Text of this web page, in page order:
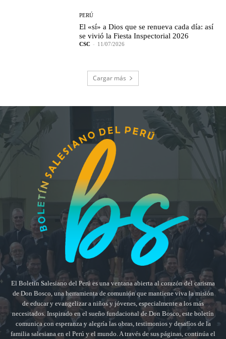
PERÚ
El «sí» a Dios que se renueva cada día: así
se vivió la Fiesta Inspectorial 2026
CSC - 11/07/2026
Cargar más
El Boletín Salesiano del Perú es una ventana abierta al corazón del carisma
de Don Bosco, una herramienta de comunión que mantiene viva la misión
de educar y evangelizar a niños y jóvenes, especialmente a los más
necesitados. Inspirado en el sueño fundacional de Don Bosco, este boletín
comunica con esperanza y alegría las obras, testimonios y desafíos de la
familia salesiana en el Perú y el mundo. A través de sus páginas, continúa el